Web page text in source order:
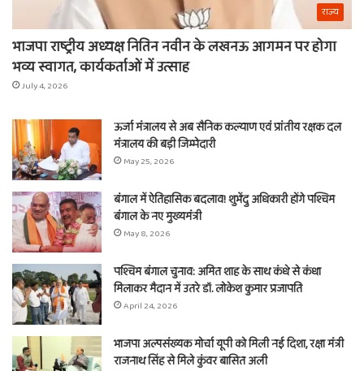
राज्य
भाजपा राष्ट्रीय अध्यक्ष नितिन नवीन के लखनऊ आगमन पर होगा
भव्य स्वागत, कार्यकर्ताओं में उत्साह
July 4, 2026
ऊर्जा मंत्रालय से अब सैनिक कल्याण एवं प्रांतीय रक्षक दल
मंत्रालय की बड़ी जिम्मेदारी
May 25, 2026
बंगाल में ऐतिहासिक बदलाव! शुभेंदु अधिकारी होंगे पश्चिम
बंगाल के नए मुख्यमंत्री
May 8, 2026
पश्चिम बंगाल चुनाव: अमित शाह के साथ कंधे से कंधा
मिलाकर मैदान में उतरे डॉ. लोकेश कुमार प्रजापति
April 24, 2026
भाजपा अल्पसंख्यक मोर्चा यूपी को मिली नई दिशा, रक्षा मंत्री
राजनाथ सिंह से मिले कुंवर बासित अली